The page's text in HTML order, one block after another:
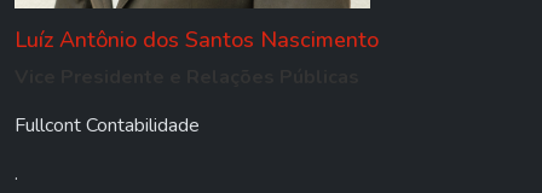
Luíz Antônio dos Santos Nascimento
Fullcont Contabilidade
.